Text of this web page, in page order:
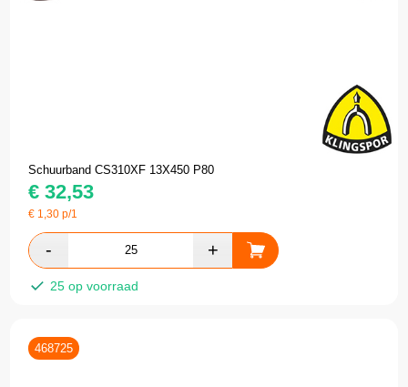
Schuurband CS310XF 13X450 P80
€ 32,53
€ 1,30 p/1
25 op voorraad
468725